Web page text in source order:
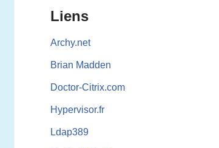
Liens
Archy.net
Brian Madden
Doctor-Citrix.com
Hypervisor.fr
Ldap389